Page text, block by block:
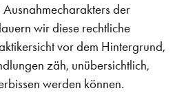
der
wir diese rechtliche
vor dem Hintergrund,
zäh, unübersichtlich,
werden können.